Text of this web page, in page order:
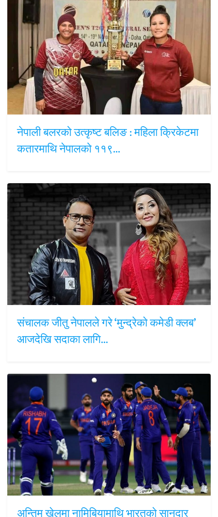
नेपाली बलरको उत्कृष्ट बलिङ : महिला क्रिकेटमा
कतारमाथि नेपालको ११९…
संचालक जीतु नेपालले गरे ‘मुन्द्रेको कमेडी क्लब’
आजदेखि सदाका लागि…